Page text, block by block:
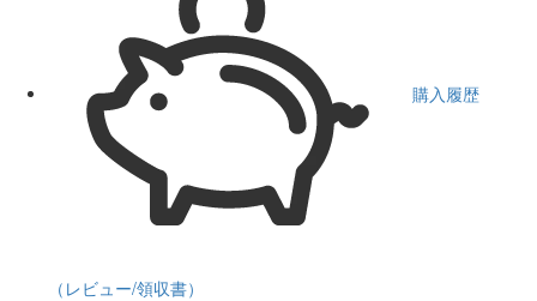
購入履歴
（レビュー/領収書）